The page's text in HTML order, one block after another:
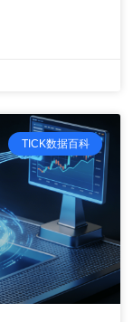
TICK数据百科